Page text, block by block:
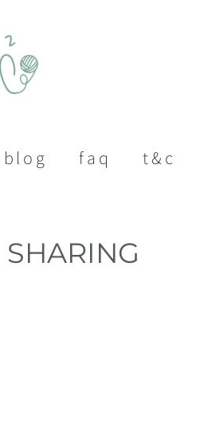
blog faq t&c
SHARING